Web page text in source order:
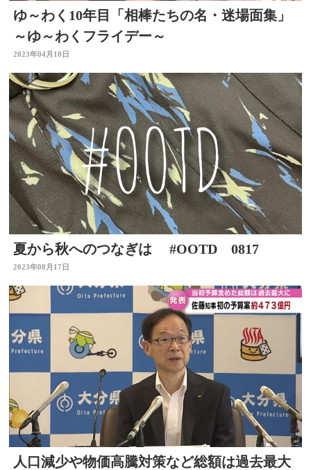
ゆ～わく10年目「相棒たちの名・迷場面集」
～ゆ～わくフライデー～
2023年04月10日
夏から秋へのつなぎは #OOTD 0817
2023年08月17日
人口減少や物価高騰対策など総額は過去最大